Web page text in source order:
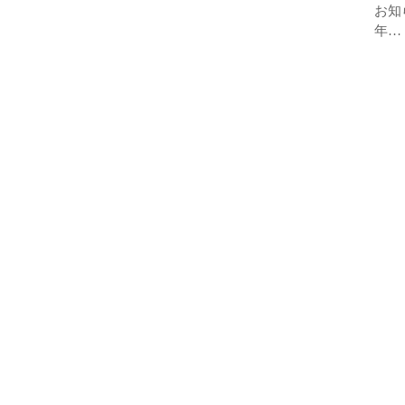
お知
年…